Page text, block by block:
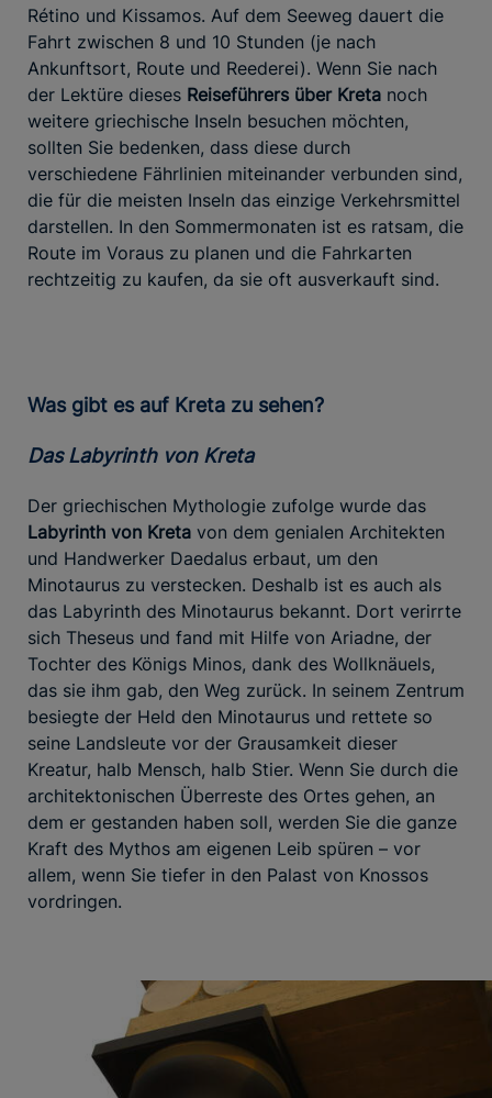
Rétino und Kissamos. Auf dem Seeweg dauert die
Fahrt zwischen 8 und 10 Stunden (je nach
Ankunftsort, Route und Reederei). Wenn Sie nach
der Lektüre dieses Reiseführers über Kreta noch
weitere griechische Inseln besuchen möchten,
sollten Sie bedenken, dass diese durch
verschiedene Fährlinien miteinander verbunden sind,
die für die meisten Inseln das einzige Verkehrsmittel
darstellen. In den Sommermonaten ist es ratsam, die
Route im Voraus zu planen und die Fahrkarten
rechtzeitig zu kaufen, da sie oft ausverkauft sind.
Was gibt es auf Kreta zu sehen?
Das Labyrinth von Kreta
Der griechischen Mythologie zufolge wurde das
Labyrinth von Kreta von dem genialen Architekten
und Handwerker Daedalus erbaut, um den
Minotaurus zu verstecken. Deshalb ist es auch als
das Labyrinth des Minotaurus bekannt. Dort verirrte
sich Theseus und fand mit Hilfe von Ariadne, der
Tochter des Königs Minos, dank des Wollknäuels,
das sie ihm gab, den Weg zurück. In seinem Zentrum
besiegte der Held den Minotaurus und rettete so
seine Landsleute vor der Grausamkeit dieser
Kreatur, halb Mensch, halb Stier. Wenn Sie durch die
architektonischen Überreste des Ortes gehen, an
dem er gestanden haben soll, werden Sie die ganze
Kraft des Mythos am eigenen Leib spüren – vor
allem, wenn Sie tiefer in den Palast von Knossos
vordringen.